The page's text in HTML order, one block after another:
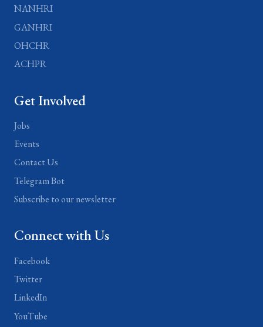
NANHRI
GANHRI
OHCHR
ACHPR
Get Involved
Jobs
Events
Contact Us
Telegram Bot
Subscribe to our newsletter
Connect with Us
Facebook
Twitter
LinkedIn
YouTube